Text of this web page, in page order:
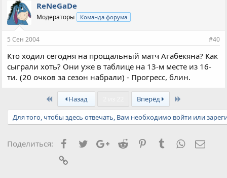
ReNeGaDe
Модераторы Команда форума
5 Сен 2004 #40
Кто ходил сегодня на прощальный матч Агабекяна? Как
сыграли хоть? Они уже в таблице на 13-м месте из 16-
ти. (20 очков за сезон набрали) - Прогресс, блин.
First Назад Вперёд Last
Для того, чтобы здесь отвечать, Вам необходимо войти или
Поделиться: Facebook
TwitterGoogle+
Reddit PinterestTumblrWhatsApp